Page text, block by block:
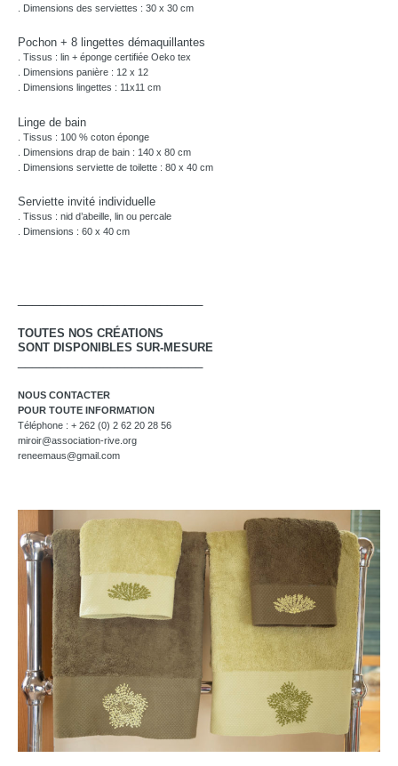
. Dimensions des serviettes : 30 x 30 cm
Pochon + 8 lingettes démaquillantes
. Tissus : lin + éponge certifiée Oeko tex
. Dimensions panière : 12 x 12
. Dimensions lingettes : 11x11 cm
Linge de bain
. Tissus : 100 % coton éponge
. Dimensions drap de bain : 140 x 80 cm
. Dimensions serviette de toilette : 80 x 40 cm
Serviette invité individuelle
. Tissus : nid d’abeille, lin ou percale
. Dimensions : 60 x 40 cm
TOUTES NOS CRÉATIONS
SONT DISPONIBLES SUR-MESURE
NOUS CONTACTER
POUR TOUTE INFORMATION
Téléphone : + 262 (0) 2 62 20 28 56
miroir@association-rive.org
reneemaus@gmail.com